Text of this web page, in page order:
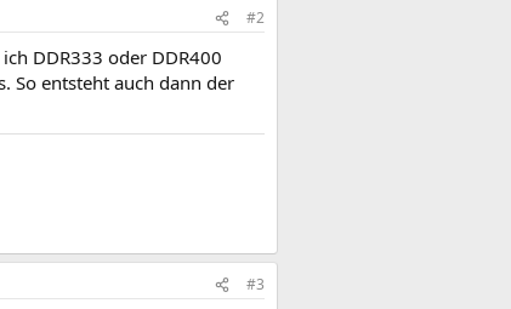
#2
DDR333 oder DDR400
So entsteht auch dann der
#3